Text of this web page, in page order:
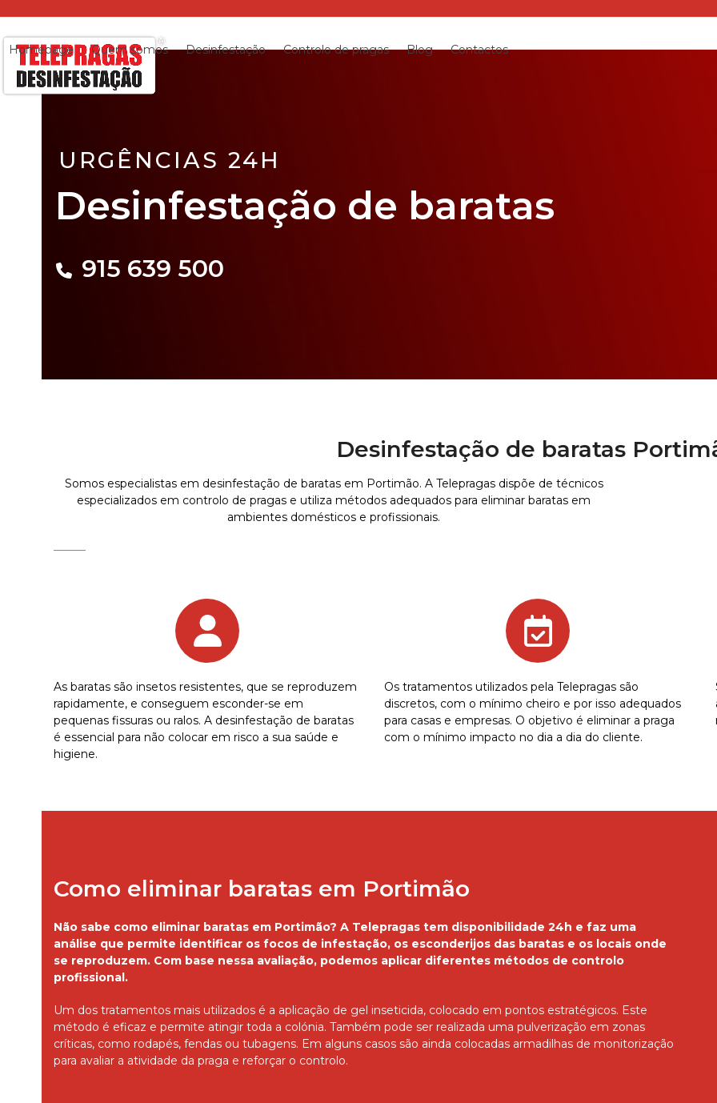
content
Homepage Quem somos Desinfestação Controlo de pragas Blog Contactos
URGÊNCIAS 24H
Desinfestação
baratas
Desinfestação de baratas
915 639 500
Desinfestação de baratas
Somos especialistas em desinfestação de baratas em Portimão. A Telepragas dispõe de técnicos
especializados em controlo de pragas e utiliza métodos adequados para eliminar baratas em
ambientes domésticos e profissionais.
As baratas são insetos resistentes, que se reproduzem
rapidamente, e conseguem esconder-se em
pequenas fissuras ou ralos. A desinfestação de baratas
é essencial para não colocar em risco a sua saúde e
higiene.
Os tratamentos utilizados pela Telepragas são
discretos, com o mínimo cheiro e por isso adequados
para casas e empresas. O objetivo é eliminar a praga
com o mínimo impacto no dia a dia do cliente.
Como eliminar baratas em Portimão
Não sabe como eliminar baratas em Portimão? A Telepragas tem disponibilidade 24h e faz uma
análise que permite identificar os focos de infestação, os esconderijos das baratas e os locais onde
se reproduzem. Com base nessa avaliação, podemos aplicar diferentes métodos de controlo
profissional.
Um dos tratamentos mais utilizados é a aplicação de gel inseticida, colocado em pontos estratégicos. Este
método é eficaz e permite atingir toda a colónia. Também pode ser realizada uma pulverização em zonas
críticas, como rodapés, fendas ou tubagens. Em alguns casos são ainda colocadas armadilhas de monitorização
para avaliar a atividade da praga e reforçar o controlo.